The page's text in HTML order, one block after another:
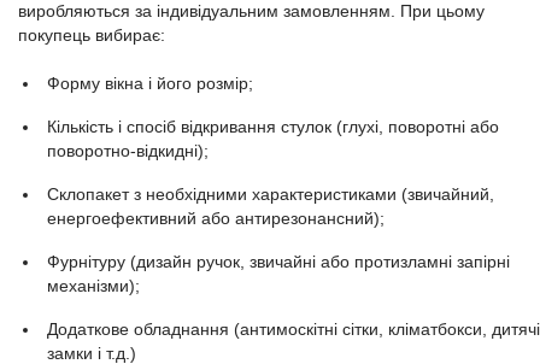
виробляються за індивідуальним замовленням. При цьому
покупець вибирає:
Форму вікна і його розмір;
Кількість і спосіб відкривання стулок (глухі, поворотні або
поворотно-відкидні);
Склопакет з необхідними характеристиками (звичайний,
енергоефективний або антирезонансний);
Фурнітуру (дизайн ручок, звичайні або протизламні запірні
механізми);
Додаткове обладнання (антимоскітні сітки, кліматбокси, дитячі
замки і т.д.)